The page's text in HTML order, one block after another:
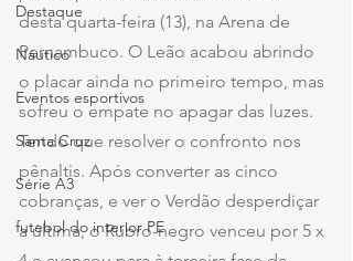
Destaque
Náutico
Eventos esportivos
Santa Cruz
Série A3
futebol do interior PE
desta quarta-feira (13), na Arena de
Pernambuco. O Leão acabou abrindo
o placar ainda no primeiro tempo, mas
sofreu o empate no apagar das luzes.
Tendo que resolver o confronto nos
pênaltis. Após converter as cinco
cobranças, e ver o Verdão desperdiçar
a última, o Rubro-negro venceu por 5 x